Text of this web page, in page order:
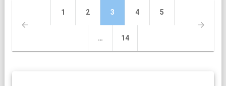
articles
Page
1 Page
2 Page
3 Page
4 Page
5
… Page
14